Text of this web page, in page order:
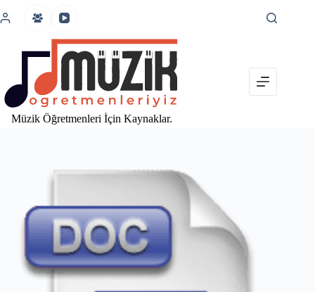
atla
Müzik Öğretmenleri İçin Kaynaklar.